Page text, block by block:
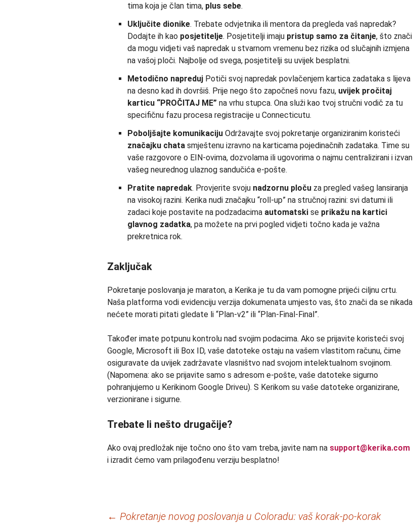
tima koja je član tima, plus sebe.
Uključite dionike. Trebate odvjetnika ili mentora da pregleda vaš napredak?
Dodajte ih kao posjetitelje. Posjetitelji imaju pristup samo za čitanje, što znači
da mogu vidjeti vaš napredak u stvarnom vremenu bez rizika od slučajnih izmjena
na vašoj ploči. Najbolje od svega, posjetitelji su uvijek besplatni.
Metodično napreduj Potiči svoj napredak povlačenjem kartica zadataka s lijeva
na desno kad ih dovršiš. Prije nego što započneš novu fazu, uvijek pročitaj
karticu “PROČITAJ ME” na vrhu stupca. Ona služi kao tvoj stručni vodič za tu
specifičnu fazu procesa registracije u Connecticutu.
Poboljšajte komunikaciju Održavajte svoj pokretanje organiziranim koristeći
značajku chata smještenu izravno na karticama pojedinačnih zadataka. Time su
vaše razgovore o EIN-ovima, dozvolama ili ugovorima o najmu centralizirani i izvan
vašeg neurednog ulaznog sandučića e-pošte.
Pratite napredak. Provjerite svoju nadzornu ploču za pregled vašeg lansiranja
na visokoj razini. Kerika nudi značajku “roll-up” na stručnoj razini: svi datumi ili
zadaci koje postavite na podzadacima automatski se prikažu na kartici
glavnog zadatka, pa možete na prvi pogled vidjeti točno kada je važna
prekretnica rok.
Zaključak
Pokretanje poslovanja je maraton, a Kerika je tu da vam pomogne prijeći ciljnu crtu.
Naša platforma vodi evidenciju verzija dokumenata umjesto vas, što znači da se nikada
nećete morati pitati gledate li “Plan-v2” ili “Plan-Final-Final”.
Također imate potpunu kontrolu nad svojim podacima. Ako se prijavite koristeći svoj
Google, Microsoft ili Box ID, vaše datoteke ostaju na vašem vlastitom računu, čime
osiguravate da uvijek zadržavate vlasništvo nad svojom intelektualnom svojinom.
(Napomena: ako se prijavite samo s adresom e-pošte, vaše datoteke sigurno
pohranjujemo u Kerikinom Google Driveu). S Kerikom su vaše datoteke organizirane,
verzionirane i sigurne.
Trebate li nešto drugačije?
Ako ovaj predložak nije točno ono što vam treba, javite nam na support@kerika.com
i izradit ćemo vam prilagođenu verziju besplatno!
← Pokretanje novog poslovanja u Coloradu: vaš korak-po-korak